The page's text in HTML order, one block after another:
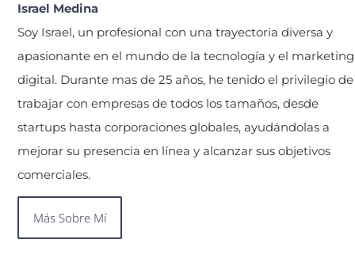
Israel Medina
Soy Israel, un profesional con una trayectoria diversa y
apasionante en el mundo de la tecnología y el marketing
digital. Durante mas de 25 años, he tenido el privilegio de
trabajar con empresas de todos los tamaños, desde
startups hasta corporaciones globales, ayudándolas a
mejorar su presencia en línea y alcanzar sus objetivos
comerciales.
Más Sobre Mí